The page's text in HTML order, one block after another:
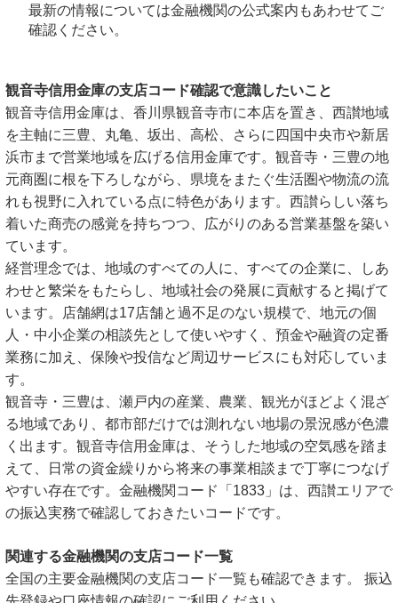
最新の情報については金融機関の公式案内もあわせてご
確認ください。
観音寺信用金庫の支店コード確認で意識したいこと
観音寺信用金庫は、香川県観音寺市に本店を置き、西讃地域
を主軸に三豊、丸亀、坂出、高松、さらに四国中央市や新居
浜市まで営業地域を広げる信用金庫です。観音寺・三豊の地
元商圏に根を下ろしながら、県境をまたぐ生活圏や物流の流
れも視野に入れている点に特色があります。西讃らしい落ち
着いた商売の感覚を持ちつつ、広がりのある営業基盤を築い
ています。
経営理念では、地域のすべての人に、すべての企業に、しあ
わせと繁栄をもたらし、地域社会の発展に貢献すると掲げて
います。店舗網は17店舗と過不足のない規模で、地元の個
人・中小企業の相談先として使いやすく、預金や融資の定番
業務に加え、保険や投信など周辺サービスにも対応していま
す。
観音寺・三豊は、瀬戸内の産業、農業、観光がほどよく混ざ
る地域であり、都市部だけでは測れない地場の景況感が色濃
く出ます。観音寺信用金庫は、そうした地域の空気感を踏ま
えて、日常の資金繰りから将来の事業相談まで丁寧につなげ
やすい存在です。金融機関コード「1833」は、西讃エリアで
の振込実務で確認しておきたいコードです。
関連する金融機関の支店コード一覧
全国の主要金融機関の支店コード一覧も確認できます。 振込